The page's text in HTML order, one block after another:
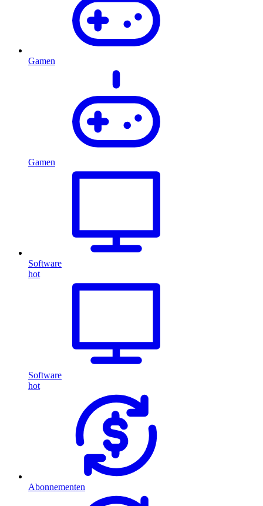
Gamen
Gamen
Software
hot
Software
hot
Abonnementen